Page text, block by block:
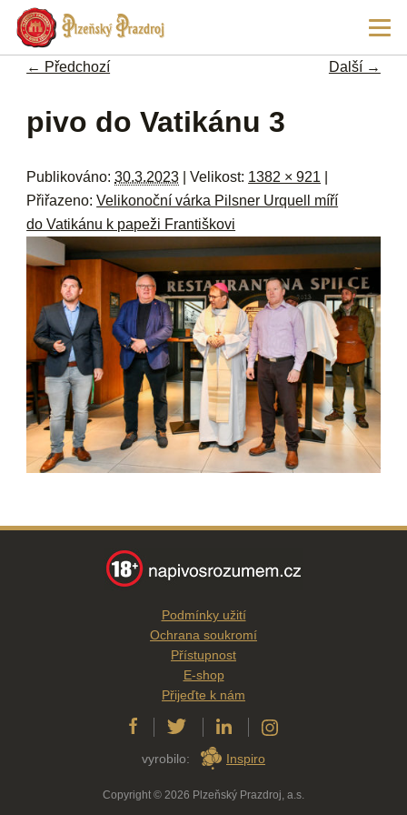
← Předchozí Další →
pivo do Vatikánu 3
Publikováno:30.3.2023 | Velikost: 1382 × 921
Přiřazeno:Velikonoční várka Pilsner Urquell míří
do Vatikánu k papeži Františkovi
Podmínky užití
Ochrana soukromí
Přístupnost
E-shop
Přijeďte k nám
vyrobilo: Inspiro
Copyright © 2026 Plzeňský Prazdroj, a.s.